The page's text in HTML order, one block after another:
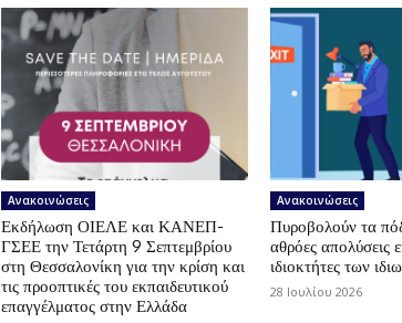
Ανακοινώσεις
Εκδήλωση ΟΙΕΛΕ και ΚΑΝΕΠ-
ΓΣΕΕ την Τετάρτη 9 Σεπτεμβρίου
στη Θεσσαλονίκη για την κρίση και
τις προοπτικές του εκπαιδευτικού
επαγγέλματος στην Ελλάδα
Ανακοινώσεις
Πυροβολούν τα
αθρόες απολύσεις
ιδιοκτήτες των
28 Ιουλίου 2026